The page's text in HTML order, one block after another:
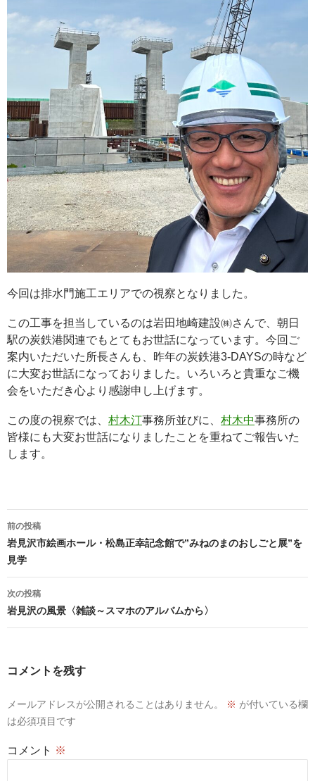
今回は排水門施工エリアでの視察となりました。
この工事を担当しているのは岩田地崎建設㈱さんで、朝日
駅の炭鉄港関連でもとてもお世話になっています。今回ご
案内いただいた所長さんも、昨年の炭鉄港3-DAYSの時など
に大変お世話になっておりました。いろいろと貴重なご機
会をいただき心より感謝申し上げます。
この度の視察では、 村木汀事務所並びに、 村木中事務所の
皆様にも大変お世話になりましたことを重ねてご報告いた
します。
稿
ナ
ビ
ゲ
ー
シ
ン
前の投稿
岩見沢市絵画ホール・松島正幸記念館で”みねのまのおしごと展”を
見学
次の投稿
岩見沢の風景〈雑談～スマホのアルバムから〉
コメントを残す
メールアドレスが公開されることはありません。 ※ が付いている欄
は必須項目です
コメント ※